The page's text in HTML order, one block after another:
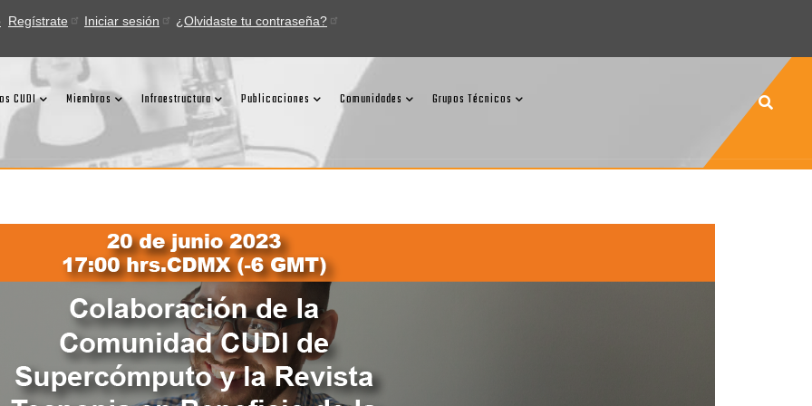
Regístrate Iniciar sesión ¿Olvidaste tu contraseña?
CUDI Miembros Infraestructura Publicaciones Comunidades Grupos Técnicos